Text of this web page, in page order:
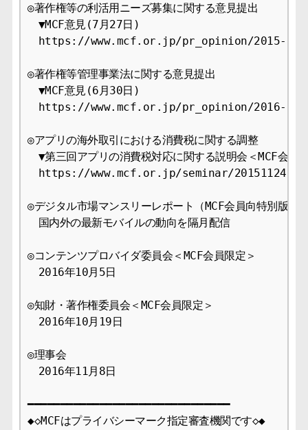
◎著作権等の利活用ニーズ募集に関する意見提出
▼MCF意見(7月27日)
https://www.mcf.or.jp/pr_opinion/2015-9
◎著作権等管理事業法に関する意見提出
▼MCF意見(6月30日)
https://www.mcf.or.jp/pr_opinion/2016-9
◎アプリの海外取引における消費税に関する調整
▼第三回アプリの消費税対応に関する説明会＜MCF会員
https://www.mcf.or.jp/seminar/20151124-
◎デジタル市場マンスリーレポート（MCF会員向特別版）
国内外の最新モバイルの動向を隔月配信
◎コンテンツプロバイダ委員会＜MCF会員限定＞
2016年10月5日
◎知財・著作権委員会＜MCF会員限定＞
2016年10月19日
◎理事会
2016年11月8日
━━━━━━━━━━━━━━━━━━━━━━━━━━━━━━━
◆◇MCFはプライバシーマーク指定審査機関です◇◆